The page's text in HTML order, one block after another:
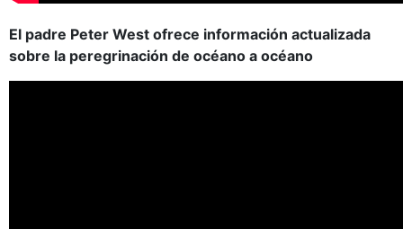
El padre Peter West ofrece información actualizada
sobre la peregrinación de océano a océano